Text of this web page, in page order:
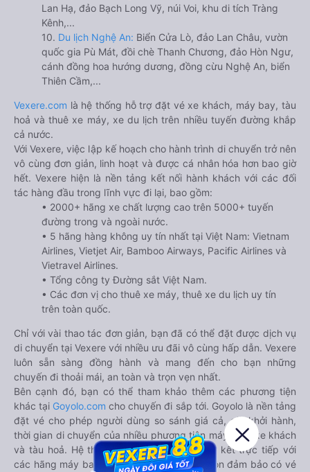
Lan Hạ, đảo Bạch Long Vỹ, núi Voi, khu di tích Tràng
Kênh,...
10. Du lịch Nghệ An: Biển Cửa Lò, đảo Lan Châu, vườn
quốc gia Pù Mát, đồi chè Thanh Chương, đảo Hòn Ngư,
cánh đồng hoa hướng dương, đồng cừu Nghệ An, biển
Thiên Cầm,...
Vexere.com là hệ thống hỗ trợ đặt vé xe khách, máy bay, tàu
hoả và thuê xe máy, xe du lịch trên nhiều tuyến đường khắp
cả nước.
Với Vexere, việc lập kế hoạch cho hành trình di chuyển trở nên
vô cùng đơn giản, linh hoạt và được cá nhân hóa hơn bao giờ
hết. Vexere hiện là nền tảng kết nối hành khách với các đối
tác hàng đầu trong lĩnh vực đi lại, bao gồm:
• 2000+ hãng xe chất lượng cao trên 5000+ tuyến
đường trong và ngoài nước.
• 5 hãng hàng không uy tín nhất tại Việt Nam: Vietnam
Airlines, Vietjet Air, Bamboo Airways, Pacific Airlines và
Vietravel Airlines.
• Tổng công ty Đường sắt Việt Nam.
• Các đơn vị cho thuê xe máy, thuê xe du lịch uy tín
trên toàn quốc.
Chỉ với vài thao tác đơn giản, bạn đã có thể đặt được dịch vụ
di chuyển tại Vexere với nhiều ưu đãi vô cùng hấp dẫn. Vexere
luôn sẵn sàng đồng hành và mang đến cho bạn những
chuyến đi thoải mái, an toàn và trọn vẹn nhất.
Bên cạnh đó, bạn có thể tham khảo thêm các phương tiện
khác tại Goyolo.com cho chuyến đi sắp tới. Goyolo là nền tảng
đặt vé cho phép người dùng so sánh giá cả, giờ khởi hành,
thời gian di chuyển của nhiều phương tiện máy bay, xe khách
và tàu hoả. Hệ thống của Goyolo được liên kết trực tiếp với
các hãng máy bay, xe khách và tàu hoả, luôn đảm bảo có vé